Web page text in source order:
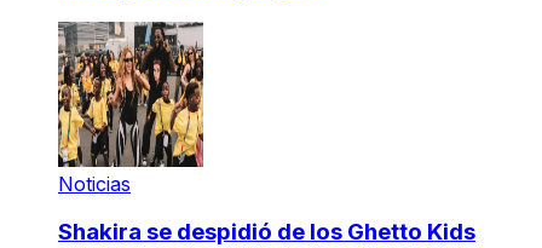
Noticias
Shakira se despidió de los Ghetto Kids